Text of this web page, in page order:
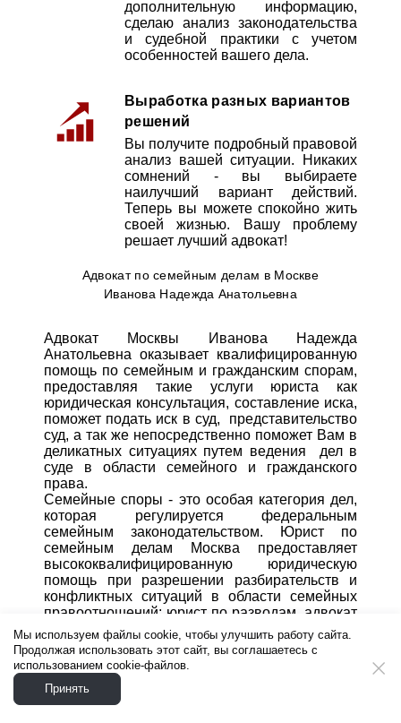
дополнительную информацию,
сделаю анализ законодательства
и судебной практики с учетом
особенностей вашего дела.
Выработка разных вариантов
решений
Вы получите подробный правовой
анализ вашей ситуации. Никаких
сомнений - вы выбираете
наилучший вариант действий.
Теперь вы можете спокойно жить
своей жизнью. Вашу проблему
решает лучший адвокат!
Адвокат по семейным делам в Москве
Иванова Надежда Анатольевна
Адвокат Москвы Иванова Надежда
Анатольевна оказывает квалифицированную
помощь по семейным и гражданским спорам,
предоставляя такие услуги юриста как
юридическая консультация, составление иска,
поможет подать иск в суд, представительство
суд, а так же непосредственно поможет Вам в
деликатных ситуациях путем ведения дел в
суде в области семейного и гражданского
права.
Семейные споры - это особая категория дел,
которая регулируется федеральным
семейным законодательством. Юрист по
семейным делам Москва предоставляет
высококвалифицированную юридическую
помощь при разрешении разбирательств и
конфликтных ситуаций в области семейных
правоотношений: юрист по разводам, адвокат
по определению места жительства ребенка /
детей, взыскании алиментов, адвокат при
международном похищении детей, адвокат по
разделу имущества, адвокат по разделу
кредитов, ипотеки, долгов, юрист по разделу
бизнеса.
Мы используем файлы cookie, чтобы улучшить работу сайта.
Продолжая использовать этот сайт, вы соглашаетесь с
использованием cookie-файлов.
Принять